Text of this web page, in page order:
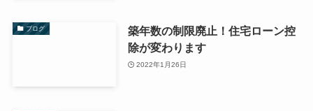
ブログ
築年数の制限廃止！住宅ローン控
除が変わります
2022年1月26日